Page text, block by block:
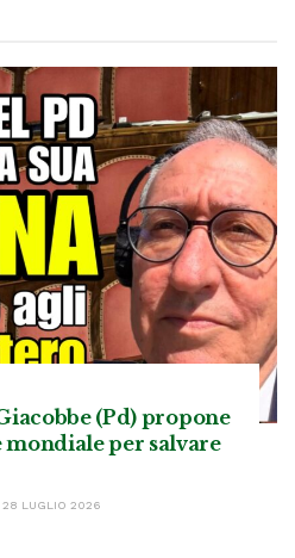
(Pd) propone
per salvare
28 LUGLIO 2026